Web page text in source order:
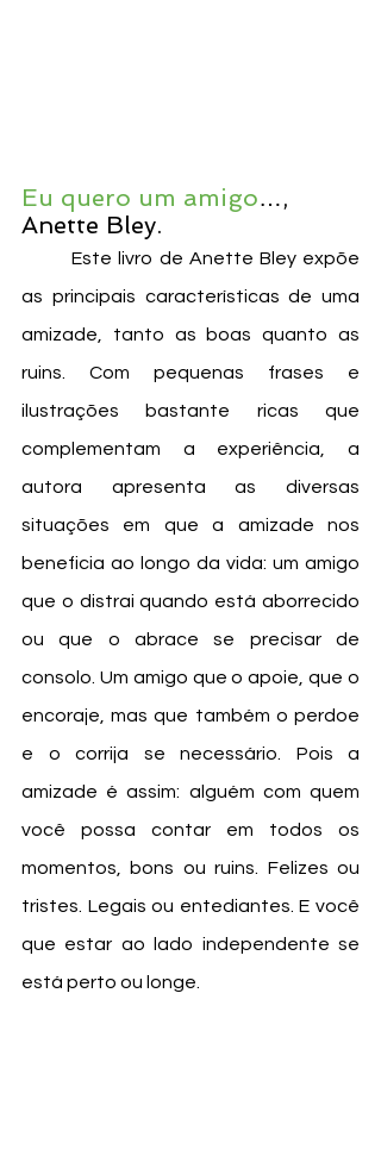
Eu quero um amigo…,
Anette Bley.
	Este livro de Anette Bley expõe
as principais características de uma
amizade, tanto as boas quanto as
ruins. Com pequenas frases e
ilustrações bastante ricas que
complementam a experiência, a
autora apresenta as diversas
situações em que a amizade nos
beneficia ao longo da vida: um amigo
que o distrai quando está aborrecido
ou que o abrace se precisar de
consolo. Um amigo que o apoie, que o
encoraje, mas que também o perdoe
e o corrija se necessário. Pois a
amizade é assim: alguém com quem
você possa contar em todos os
momentos, bons ou ruins. Felizes ou
tristes. Legais ou entediantes. E você
que estar ao lado independente se
está perto ou longe.